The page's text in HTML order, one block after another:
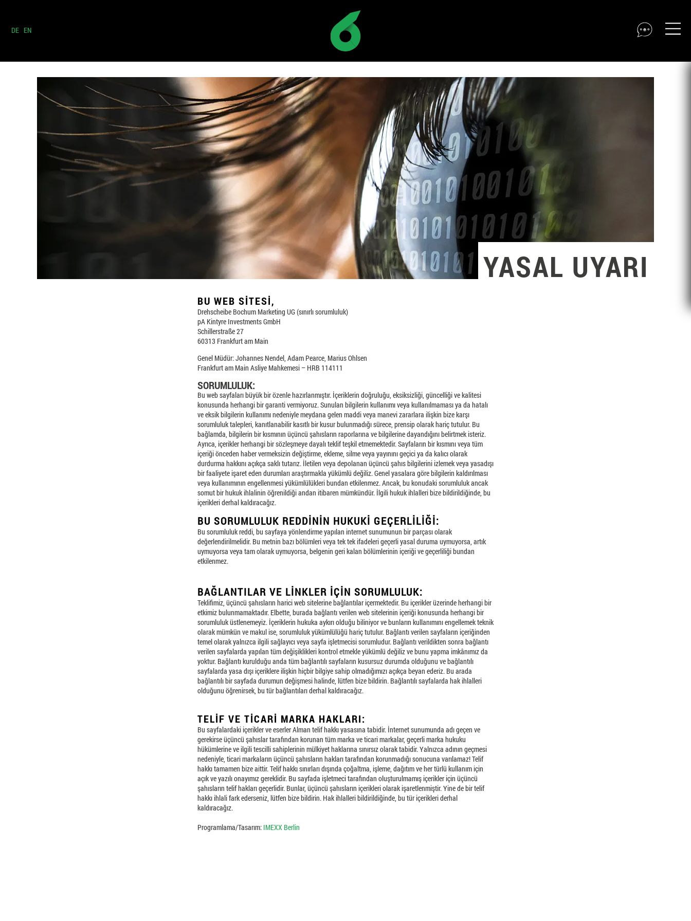
DE EN
YASAL UYARI
BU WEB SITESI,
Drehscheibe Bochum Marketing UG (sınırlı sorumluluk)
pA Kintyre Investments GmbH
Schillerstraße 27
60313 Frankfurt am Main
Genel Müdür:Johannes Nendel, Adam Pearce, Marius Ohlsen
Frankfurt am Main Asliye Mahkemesi – HRB 114111
SORUMLULUK:
Bu web sayfaları büyük bir özenle hazırlanmıştır. İçeriklerin doğruluğu, eksiksizliği, güncelliği ve kalitesi
konusunda herhangi bir garanti vermiyoruz. Sunulan bilgilerin kullanımı veya kullanılmaması ya da hatalı
ve eksik bilgilerin kullanımı nedeniyle meydana gelen maddi veya manevi zararlara ilişkin bize karşı
sorumluluk talepleri, kanıtlanabilir kasıtlı bir kusur bulunmadığı sürece, prensip olarak hariç tutulur. Bu
bağlamda, bilgilerin bir kısmının üçüncü şahısların raporlarına ve bilgilerine dayandığını belirtmek isteriz.
Ayrıca, içerikler herhangi bir sözleşmeye dayalı teklif teşkil etmemektedir. Sayfaların bir kısmını veya tüm
içeriği önceden haber vermeksizin değiştirme, ekleme, silme veya yayınını geçici ya da kalıcı olarak
durdurma hakkını açıkça saklı tutarız. İletilen veya depolanan üçüncü şahıs bilgilerini izlemek veya yasadışı
bir faaliyete işaret eden durumları araştırmakla yükümlü değiliz. Genel yasalara göre bilgilerin kaldırılması
veya kullanımının engellenmesi yükümlülükleri bundan etkilenmez. Ancak, bu konudaki sorumluluk ancak
somut bir hukuk ihlalinin öğrenildiği andan itibaren mümkündür. İlgili hukuk ihlalleri bize bildirildiğinde, bu
içerikleri derhal kaldıracağız.
BU SORUMLULUK REDDININ HUKUKI GEÇERLILIĞI:
Bu sorumluluk reddi, bu sayfaya yönlendirme yapılan internet sunumunun bir parçası olarak
değerlendirilmelidir. Bu metnin bazı bölümleri veya tek tek ifadeleri geçerli yasal duruma uymuyorsa, artık
uymuyorsa veya tam olarak uymuyorsa, belgenin geri kalan bölümlerinin içeriği ve geçerliliği bundan
etkilenmez.
BAĞLANTILAR VE LINKLER IÇIN SORUMLULUK:
Teklifimiz, üçüncü şahısların harici web sitelerine bağlantılar içermektedir. Bu içerikler üzerinde herhangi bir
etkimiz bulunmamaktadır. Elbette, burada bağlantı verilen web sitelerinin içeriği konusunda herhangi bir
sorumluluk üstlenemeyiz. İçeriklerin hukuka aykırı olduğu biliniyor ve bunların kullanımını engellemek teknik
olarak mümkün ve makul ise, sorumluluk yükümlülüğü hariç tutulur. Bağlantı verilen sayfaların içeriğinden
temel olarak yalnızca ilgili sağlayıcı veya sayfa işletmecisi sorumludur. Bağlantı verildikten sonra bağlantı
verilen sayfalarda yapılan tüm değişiklikleri kontrol etmekle yükümlü değiliz ve bunu yapma imkânımız da
yoktur. Bağlantı kurulduğu anda tüm bağlantılı sayfaların kusursuz durumda olduğunu ve bağlantılı
sayfalarda yasa dışı içeriklere ilişkin hiçbir bilgiye sahip olmadığımızı açıkça beyan ederiz. Bu arada
bağlantılı bir sayfada durumun değişmesi halinde, lütfen bize bildirin. Bağlantılı sayfalarda hak ihlalleri
olduğunu öğrenirsek, bu tür bağlantıları derhal kaldıracağız.
TELIF VE TICARI MARKA HAKLARI:
Bu sayfalardaki içerikler ve eserler Alman telif hakkı yasasına tabidir. İnternet sunumunda adı geçen ve
gerekirse üçüncü şahıslar tarafından korunan tüm marka ve ticari markalar, geçerli marka hukuku
hükümlerine ve ilgili tescilli sahiplerinin mülkiyet haklarına sınırsız olarak tabidir. Yalnızca adının geçmesi
nedeniyle, ticari markaların üçüncü şahısların hakları tarafından korunmadığı sonucuna varılamaz! Telif
hakkı tamamen bize aittir. Telif hakkı sınırları dışında çoğaltma, işleme, dağıtım ve her türlü kullanım için
açık ve yazılı onayımız gereklidir. Bu sayfada işletmeci tarafından oluşturulmamış içerikler için üçüncü
şahısların telif hakları geçerlidir. Bunlar, üçüncü şahısların içerikleri olarak işaretlenmiştir. Yine de bir telif
hakkı ihlali fark ederseniz, lütfen bize bildirin. Hak ihlalleri bildirildiğinde, bu tür içerikleri derhal
kaldıracağız.
Programlama/Tasarım: IMEXX Berlin